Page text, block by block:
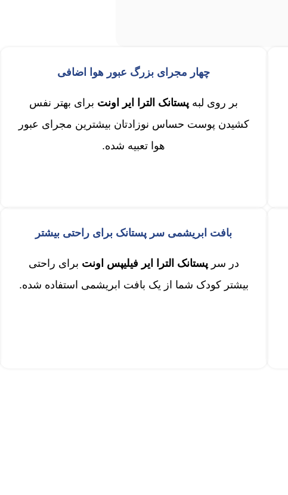
چهار مجرای بزرگ عبور هوا اضافی
بر روی لبه پستانک الترا ایر اونت برای بهتر نفس
کشیدن پوست حساس نوزادتان بیشترین مجرای عبور
هوا تعبیه شده.
بافت ابریشمی سر پستانک برای راحتی بیشتر
در سرپستانک الترا ایر فیلیپس اونت برای راحتی
بیشتر کودک شما از یک بافت ابریشمی استفاده شده.